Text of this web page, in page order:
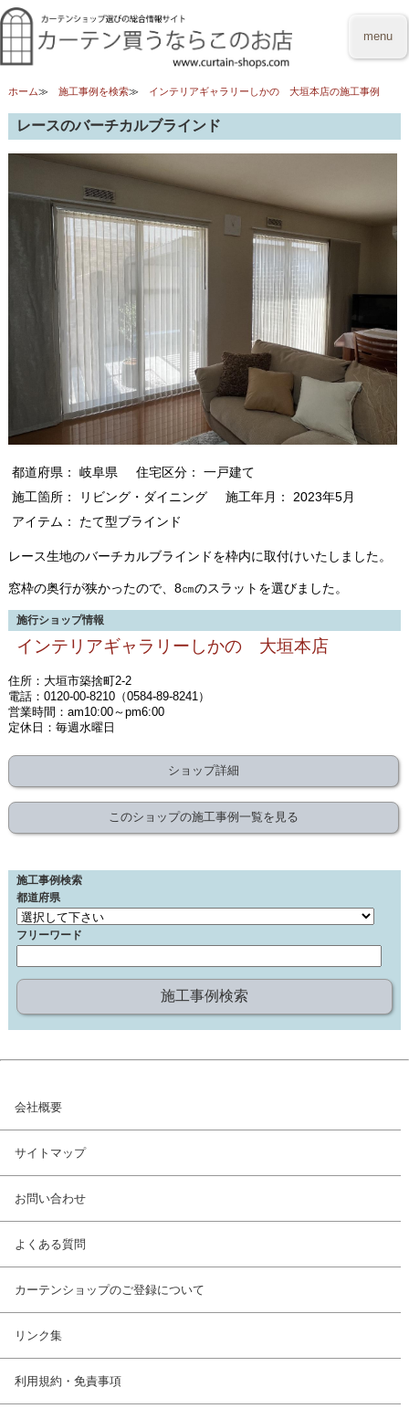
menu
ホーム 施工事例を検索 インテリアギャラリーしかの 大垣本店の施工事例
レースのバーチカルブラインド
都道府県： 岐阜県
住宅区分： 一戸建て
施工箇所： リビング・ダイニング
施工年月： 2023年5月
アイテム： たて型ブラインド
レース生地のバーチカルブラインドを枠内に取付けいたしました。
窓枠の奥行が狭かったので、8㎝のスラットを選びました。
施行ショップ情報
インテリアギャラリーしかの 大垣本店
住所：大垣市築捨町2-2
電話：0120-00-8210（0584-89-8241）
営業時間：am10:00～pm6:00
定休日：毎週水曜日
ショップ詳細
このショップの施工事例一覧を見る
施工事例検索
都道府県
フリーワード
会社概要
サイトマップ
お問い合わせ
よくある質問
カーテンショップのご登録について
リンク集
利用規約・免責事項